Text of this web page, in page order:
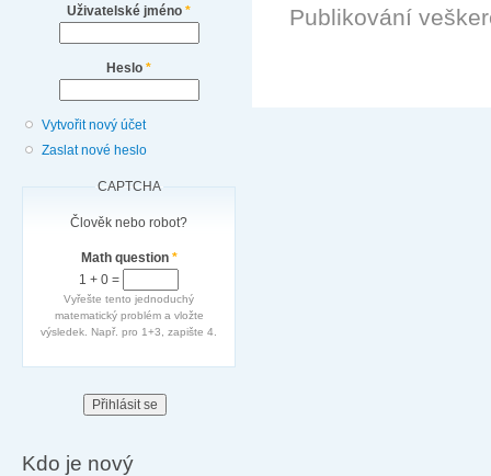
Uživatelské jméno *
Heslo *
Vytvořit nový účet
Zaslat nové heslo
CAPTCHA
Člověk nebo robot?
Math question *
1 + 0 =
Vyřešte tento jednoduchý
matematický problém a vložte
výsledek. Např. pro 1+3, zapište 4.
Kdo je nový
Publikování